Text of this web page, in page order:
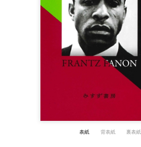
表紙 背表紙 裏表紙